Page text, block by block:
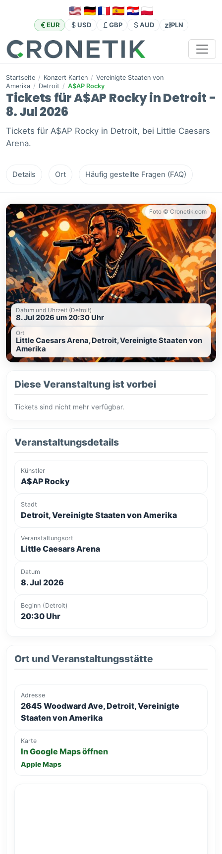
EUR USD GBP AUD złPLN
Startseite / Konzert Karten / Vereinigte Staaten von
Amerika / Detroit / A$AP Rocky
Tickets für A$AP Rocky in Detroit -
8. Jul 2026
Tickets für A$AP Rocky in Detroit, bei Little Caesars
Arena.
Details Ort Häufig gestellte Fragen (FAQ)
Foto © Cronetik.com
Datum und Uhrzeit (Detroit)
8. Jul 2026 um 20:30 Uhr
Ort
Little Caesars Arena, Detroit, Vereinigte Staaten von
Amerika
Diese Veranstaltung ist vorbei
Tickets sind nicht mehr verfügbar.
Veranstaltungsdetails
Künstler
A$AP Rocky
Stadt
Detroit, Vereinigte Staaten von Amerika
Veranstaltungsort
Little Caesars Arena
Datum
8. Jul 2026
Beginn (Detroit)
20:30 Uhr
Ort und Veranstaltungsstätte
Adresse
2645 Woodward Ave, Detroit, Vereinigte
Staaten von Amerika
Karte
In Google Maps öffnen
Apple Maps